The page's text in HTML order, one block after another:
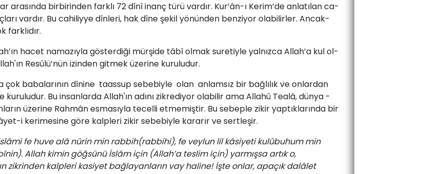
ara­sın­da­ bir­bi­rin­den­ fark­lı­ 72­ dî­nî­ inanç­ tü­rü­ var­dır.­ Kur’ân-ı­ Ke­rim’de ­an­la­tı­lan ­ca­
­var­dır.­ Bu ­cahiliyye ­dîn­le­ri, hak ­dî­ne­ şe­kil­ yö­nün­den ­ben­zi­yor­ ola­bi­lir­ler. ­An­cak­
­fark­lı­dır.­
ha­cet­ na­ma­zıyla­ gös­ter­di­ği­ mür­şi­de­ tâ­bî­ ol­mak­ su­re­tiy­le­ yal­nız­ca­ Al­lah’a­ kul­ ol­
Re­sû­lü’nün ­izin­den ­git­mek­ üze­ri­ne­ ku­ru­lu­dur.­
ba­ba­la­rı­nın dîni­ne ­ ta­as­sup se­be­biy­le ­ olan ­ anlam­sız ­bir ­bağ­lı­lık ­ve ­onlardan
Bu ­in­san­lar­da­ Al­lah'ın ­adı­nı­ zik­re­di­yor ­ola­bi­lir ­ama ­Al­la­hû ­Tealâ­, dün­ya
­üze­ri­ne­ Rah­mân ­es­ma­sıy­la ­te­cel­li ­et­me­miş­tir. ­Bu ­se­bep­le ­zi­kir ­yap­tık­la­rın­da ­bir
i­ ke­ri­me­si­ne ­gö­re ­kalp­le­ri ­zi­kir­ se­be­biy­le­ ka­ra­rır ­ve ­sert­le­şir.
fe huve alâ nûrin min rabbih(rabbihi), fe veylun lil kâsiyeti kulûbuhum min
Allah kimin göğsünü İslâm için (Allah’a teslim için) yarmışsa artık o,
zikrinden kalpleri kasiyet bağlayanların vay haline! İşte onlar, apaçık dalâlet